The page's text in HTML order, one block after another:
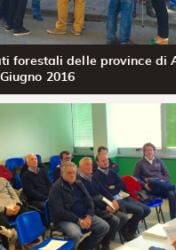
forestali delle province di
2016